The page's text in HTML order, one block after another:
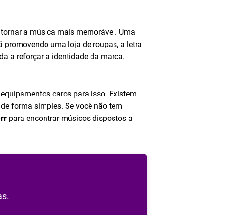
a música mais memorável. Uma
promovendo uma loja de roupas, a letra
a reforçar a identidade da marca.
caros para isso. Existem
forma simples. Se você não tem
para encontrar músicos dispostos a